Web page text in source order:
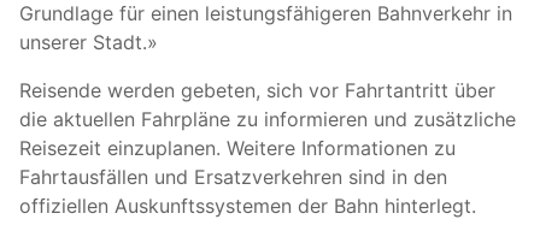
Grundlage für einen leistungsfähigeren Bahnverkehr in
unserer Stadt.»
Reisende werden gebeten, sich vor Fahrtantritt über
die aktuellen Fahrpläne zu informieren und zusätzliche
Reisezeit einzuplanen. Weitere Informationen zu
Fahrtausfällen und Ersatzverkehren sind in den
offiziellen Auskunftssystemen der Bahn hinterlegt.